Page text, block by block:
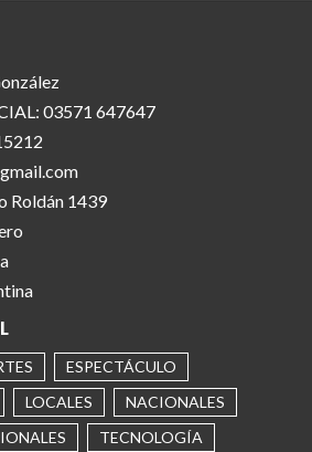
03571 647647
Roldán 1439
ESPECTÁCULO
LOCALES
NACIONALES
TECNOLOGÍA